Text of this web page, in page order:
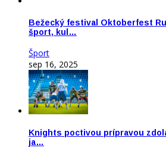
Bežecký festival Oktoberfest
šport, kul…
Šport
sep 16, 2025
Knights poctivou prípravou
ja…